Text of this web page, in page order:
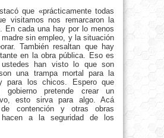
que «prácticamente todas
visitamos nos remarcaron la
En cada una hay por lo menos
sin empleo, y la situación
También resaltan que hay
en la obra pública. Eso es
han visto lo que son
una trampa mortal para la
para los chicos. Espero que
pretende crear un
esto sirva para algo. Acá
contención y otras obras
hacen a la seguridad de los